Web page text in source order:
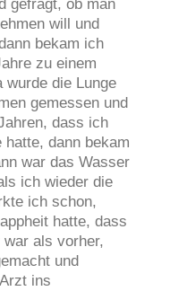
gefragt, ob man
will und
bekam ich
zu einem
wurde die Lunge
gemessen und
dass ich
dann bekam
war das Wasser
ich wieder die
ich schon,
hatte, dass
als vorher,
und
ins